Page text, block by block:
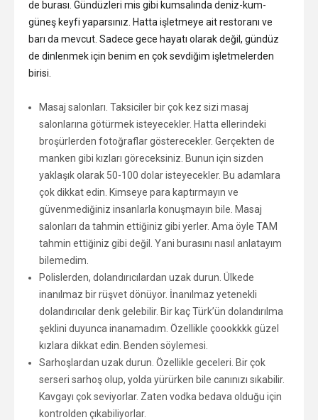
de burası. Gündüzleri mis gibi kumsalında deniz-kum-
güneş keyfi yaparsınız. Hatta işletmeye ait restoranı ve
barı da mevcut. Sadece gece hayatı olarak değil, gündüz
de dinlenmek için benim en çok sevdiğim işletmelerden
birisi.
Masaj salonları. Taksiciler bir çok kez sizi masaj
salonlarına götürmek isteyecekler. Hatta ellerindeki
broşürlerden fotoğraflar gösterecekler. Gerçekten de
manken gibi kızları göreceksiniz. Bunun için sizden
yaklaşık olarak 50-100 dolar isteyecekler. Bu adamlara
çok dikkat edin. Kimseye para kaptırmayın ve
güvenmediğiniz insanlarla konuşmayın bile. Masaj
salonları da tahmin ettiğiniz gibi yerler. Ama öyle TAM
tahmin ettiğiniz gibi değil. Yani burasını nasıl anlatayım
bilemedim.
Polislerden, dolandırıcılardan uzak durun. Ülkede
inanılmaz bir rüşvet dönüyor. İnanılmaz yetenekli
dolandırıcılar denk gelebilir. Bir kaç Türk’ün dolandırılma
şeklini duyunca inanamadım. Özellikle çoookkkk güzel
kızlara dikkat edin. Benden söylemesi.
Sarhoşlardan uzak durun. Özellikle geceleri. Bir çok
serseri sarhoş olup, yolda yürürken bile canınızı sıkabilir.
Kavgayı çok seviyorlar. Zaten vodka bedava olduğu için
kontrolden çıkabiliyorlar.